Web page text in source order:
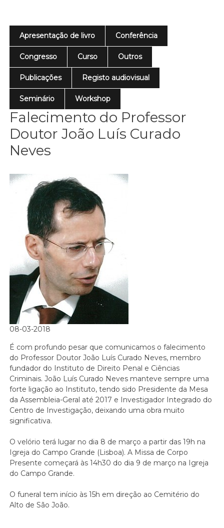
Apresentação de livro Conferência
Congresso Curso Outros
Publicações Registo audiovisual
Seminário Workshop
Falecimento do Professor
Doutor João Luís Curado
Neves
08-03-2018
É com profundo pesar que comunicamos o falecimento
do Professor Doutor João Luís Curado Neves, membro
fundador do Instituto de Direito Penal e Ciências
Criminais. João Luís Curado Neves manteve sempre uma
forte ligação ao Instituto, tendo sido Presidente da Mesa
da Assembleia-Geral até 2017 e Investigador Integrado do
Centro de Investigação, deixando uma obra muito
significativa.
O velório terá lugar no dia 8 de março a partir das 19h na
Igreja do Campo Grande (Lisboa). A Missa de Corpo
Presente começará às 14h30 do dia 9 de março na Igreja
do Campo Grande.
O funeral tem início às 15h em direção ao Cemitério do
Alto de São João.